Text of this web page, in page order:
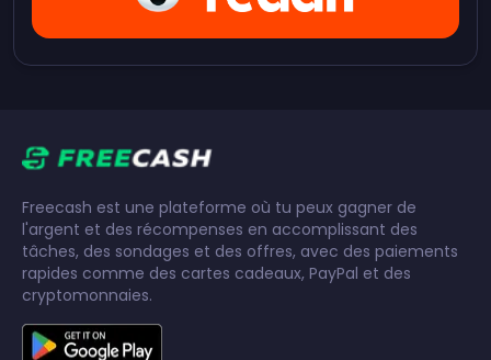
Freecash est une plateforme où tu peux gagner de
l'argent et des récompenses en accomplissant des
tâches, des sondages et des offres, avec des paiements
rapides comme des cartes cadeaux, PayPal et des
cryptomonnaies.